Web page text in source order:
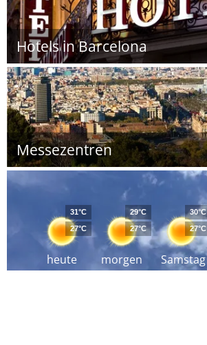
Hotels in Barcelona
Messezentren
heute
31°C
27°C
morgen
29°C
27°C
Samstag
30°C
27°C